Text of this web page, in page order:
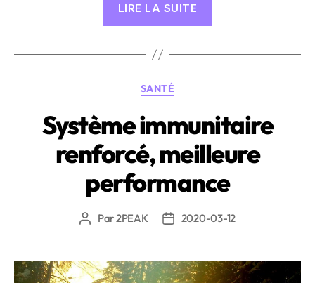
LIRE LA SUITE
science
quant
aux
entraînements
jeun
Catégories
SANTÉ
Système immunitaire
renforcé, meilleure
performance
Auteur
Par2PEAK
Date2020-03-12